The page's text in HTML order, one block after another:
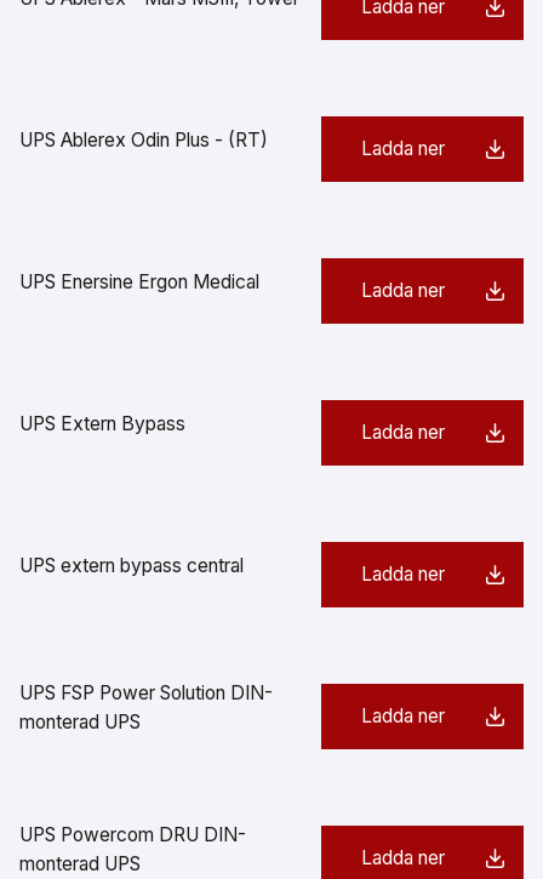
Ladda ner
UPS Ablerex Odin Plus - (RT) Ladda ner
UPS Enersine Ergon Medical Ladda ner
UPS Extern Bypass Ladda ner
UPS extern bypass central Ladda ner
UPS FSP Power Solution DIN-
monterad UPS
Ladda ner
UPS Powercom DRU DIN-
monterad UPS
Ladda ner